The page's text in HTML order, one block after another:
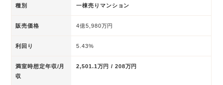
種別 一棟売りマンション
販売価格 4億5,980万円
利回り 5.43%
満室時想定年収/月
収
2,501.1万円 / 208万円